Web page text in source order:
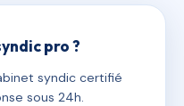
pro ?
syndic certifié
sous 24h.